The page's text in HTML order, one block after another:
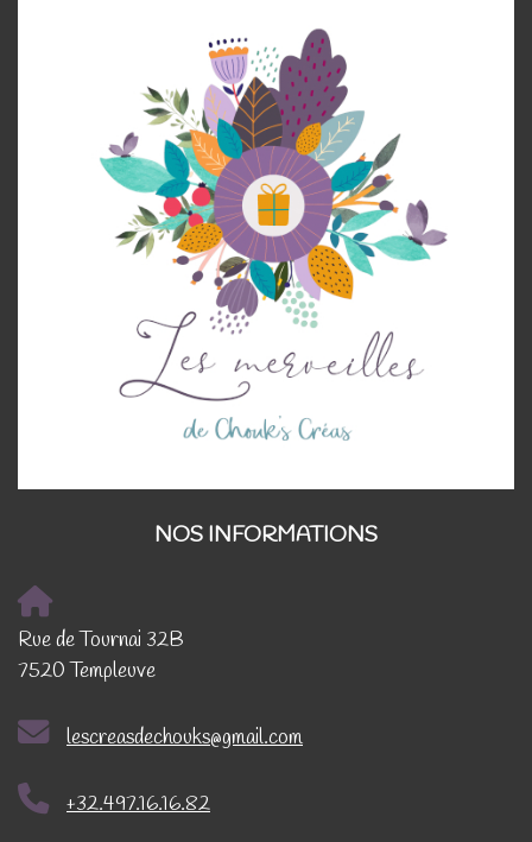
NOS INFORMATIONS
Rue de Tournai 32B
7520 Templeuve
lescreasdechouks@gmail.com
+32.497.16.16.82